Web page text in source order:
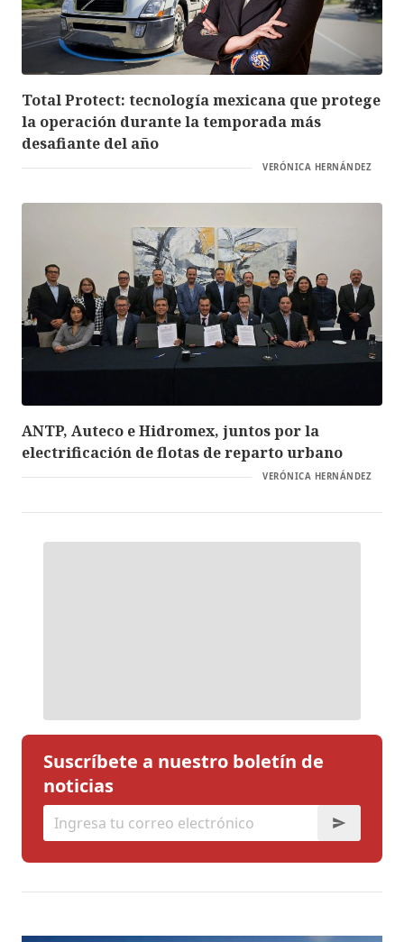
Total Protect: tecnología mexicana que protege
la operación durante la temporada más
desafiante del año
VERÓNICA HERNÁNDEZ
ANTP, Auteco e Hidromex, juntos por la
electrificación de flotas de reparto urbano
VERÓNICA HERNÁNDEZ
Suscríbete a nuestro boletín de
noticias